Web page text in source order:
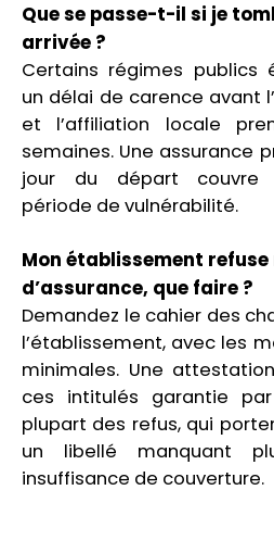
Que se passe-t-il si je
arrivée ?
Certains régimes publics
un délai de carence avant
et l’affiliation locale
semaines. Une assurance
jour du départ couvre
période de vulnérabilité.
Mon établissement
d’assurance, que faire ?
Demandez le cahier des
l’établissement, avec les
minimales. Une
ces intitulés garantie
plupart des refus, qui
un libellé manquant
insuffisance de couverture.